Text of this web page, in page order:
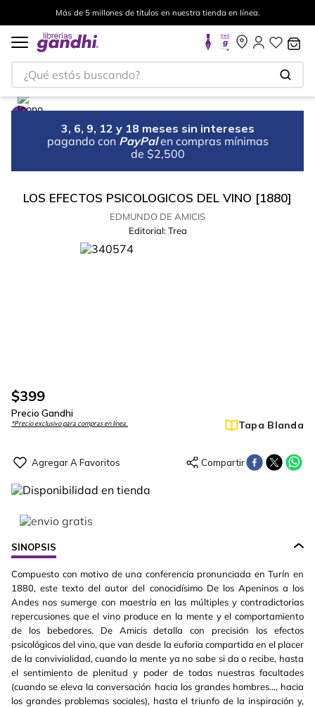
Más de 5 millones de títulos en nuestra tienda en línea.
¿Qué estás buscando?
3, 6, 9, 12 y 18 meses sin intereses
pagando con PayPal en compras mínimas
de $2,500
LOS EFECTOS PSICOLOGICOS DEL VINO [1880]
EDMUNDO DE AMICIS
Editorial: Trea
$399
Precio Gandhi
*Precio exclusivo para compras en línea. Tapa Blanda
SINOPSIS
Compuesto con motivo de una conferencia pronunciada en Turín en
1880, este texto del autor del conocidísimo De los Apeninos a los
Andes nos sumerge con maestría en las múltiples y contradictorias
repercusiones que el vino produce en la mente y el comportamiento
de los bebedores. De Amicis detalla con precisión los efectos
psicológicos del vino, que van desde la euforia compartida en el placer
de la convivialidad, cuando la mente ya no sabe si da o recibe, hasta
el sentimiento de plenitud y poder de todas nuestras facultades
(cuando se eleva la conversación hacia los grandes hombres…, hacia
los grandes problemas sociales), hasta el triunfo de la inspiración y,